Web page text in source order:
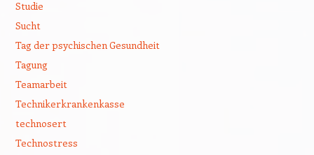
Studie
Sucht
Tag der psychischen Gesundheit
Tagung
Teamarbeit
Technikerkrankenkasse
technosert
Technostress